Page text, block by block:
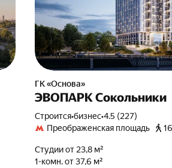
ГК «Основа»
ЭВОПАРК Сокольники
Строится•бизнес•4.5 (227)
Преображенская площадь
Студии от 23,8 м²
1-комн. от 37,6 м²